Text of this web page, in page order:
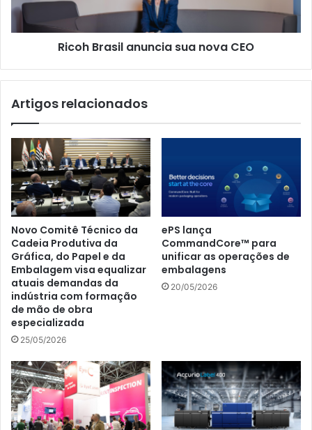
Ricoh Brasil anuncia sua nova CEO
Artigos relacionados
Novo Comitê Técnico da
Cadeia Produtiva da
Gráfica, do Papel e da
Embalagem visa equalizar
atuais demandas da
indústria com formação
de mão de obra
especializada
25/05/2026
ePS lança
CommandCore™ para
unificar as operações de
embalagens
20/05/2026